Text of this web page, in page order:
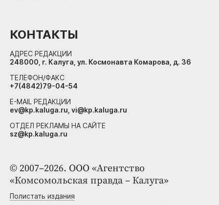
© 2007–2026. ООО «Агентство
«Комсомольская правда – Калуга»
Полистать издания
КОНТАКТЫ
АДРЕС РЕДАКЦИИ
248000, г. Калуга, ул. Космонавта Комарова, д. 36
ТЕЛЕФОН/ФАКС
+7(4842)79-04-54
E-MAIL РЕДАКЦИИ
ev@kp.kaluga.ru, vi@kp.kaluga.ru
ОТДЕЛ РЕКЛАМЫ НА САЙТЕ
sz@kp.kaluga.ru